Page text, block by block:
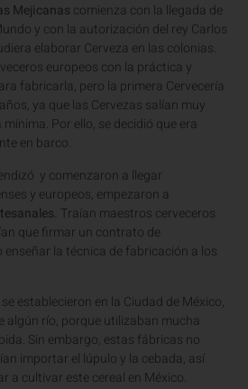
Mejicanas comienza con la llegada de
y con la autorización del rey Carlos
elaborar Cerveza en las colonias.
europeos con la práctica y
fabricarla, pero la primera Cervecería
ya que las Cervezas salían muy
Por ello, se decidió que era
en barco.
y comenzaron a llegar
y europeos, empezaron a
Traían maestros cerveceros
que firmar un contrato de
la técnica de fabricación a los
establecieron en la Ciudad de México,
algún río, porque utilizaban mucha
Sin embargo, estas fábricas no
importar el lúpulo y la cebada, así
a cultivar este cereal en México.